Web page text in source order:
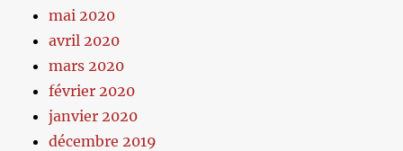
mai 2020
avril 2020
mars 2020
février 2020
janvier 2020
décembre 2019